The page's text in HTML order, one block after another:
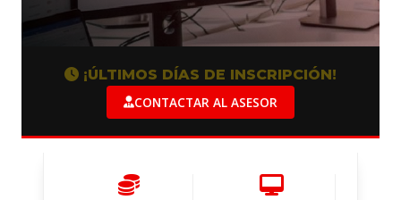
¡ÚLTIMOS DÍAS DE INSCRIPCIÓN!
CONTACTAR AL ASESOR